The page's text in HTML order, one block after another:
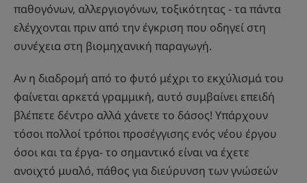
παθογόνων, αλλεργιογόνων, τοξικότητας - τα πάντα
ελέγχονται πριν από την έγκριση που οδηγεί στη
συνέχεια στη βιομηχανική παραγωγή.
Αν η διαδρομή από το φυτό μέχρι το εκχύλισμά του
φαίνεται αρκετά γραμμική, αυτό συμβαίνει επειδή
βλέπετε δέντρο αλλά χάνετε το δάσος! Υπάρχουν
τόσοι πολλοί τρόποι προσέγγισης ενός νέου έργου
όσοι και τα έργα- το σημαντικό είναι να έχετε
ανοιχτό μυαλό, πάθος για διεύρυνση των γνώσεών